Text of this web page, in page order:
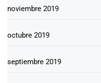
noviembre 2019
octubre 2019
septiembre 2019